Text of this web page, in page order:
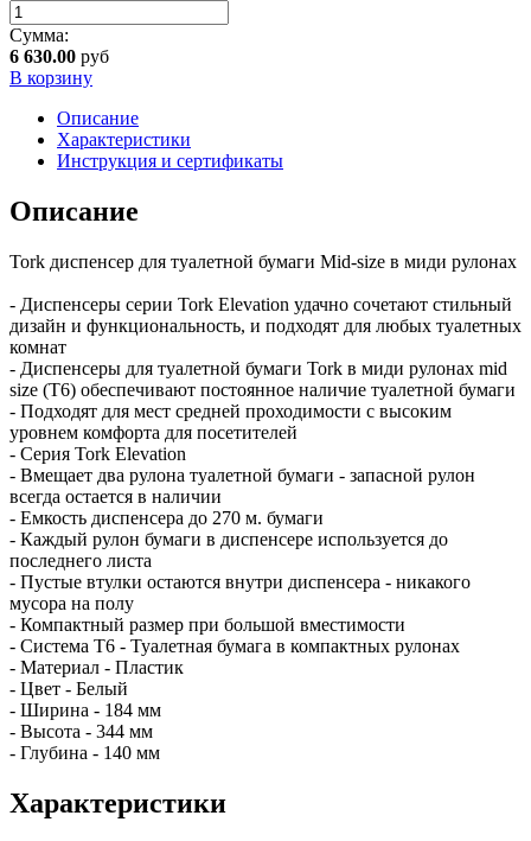
Сумма:
6 630.00 руб
В корзину
Описание
Характеристики
Инструкция и сертификаты
Описание
Tork диспенсер для туалетной бумаги Mid-size в миди рулонах
- Диспенсеры серии Tork Elevation удачно сочетают стильный
дизайн и функциональность, и подходят для любых туалетных
комнат
- Диспенсеры для туалетной бумаги Tork в миди рулонах mid
size (T6) обеспечивают постоянное наличие туалетной бумаги
- Подходят для мест средней проходимости с высоким
уровнем комфорта для посетителей
- Серия Tork Elevation
- Вмещает два рулона туалетной бумаги - запасной рулон
всегда остается в наличии
- Емкость диспенсера до 270 м. бумаги
- Каждый рулон бумаги в диспенсере используется до
последнего листа
- Пустые втулки остаются внутри диспенсера - никакого
мусора на полу
- Компактный размер при большой вместимости
- Система Т6 - Туалетная бумага в компактных рулонах
- Материал - Пластик
- Цвет - Белый
- Ширина - 184 мм
- Высота - 344 мм
- Глубина - 140 мм
Характеристики